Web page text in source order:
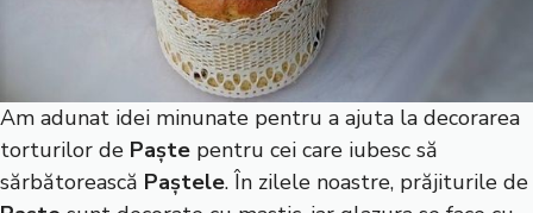
Am adunat idei minunate pentru a ajuta la decorarea
torturilor de Paște pentru cei care iubesc să
sărbătorească Paștele. În zilele noastre, prăjiturile de